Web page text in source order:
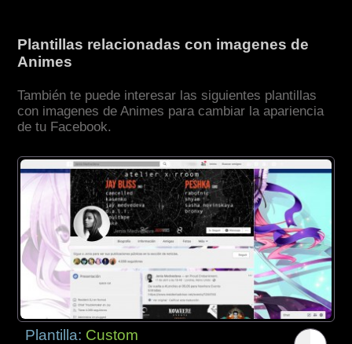
Plantillas relacionadas con imagenes de
Animes
También te puede interesar las siguientes plantillas
con imagenes de Animes para cambiar la apariencia
de tu Facebook.
Plantilla: Custom